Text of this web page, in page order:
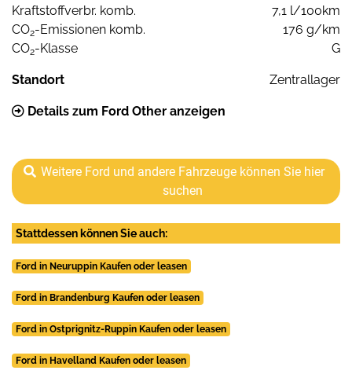
Kraftstoffverbr. komb.
7,1 l/100km
CO2-Emissionen komb.
176 g/km
CO2-Klasse G
Standort Zentrallager
Details zum Ford Other anzeigen
Weitere Ford und andere Fahrzeuge können Sie hier
suchen
Stattdessen können Sie auch:
Ford in Neuruppin Kaufen oder leasen
Ford in Brandenburg Kaufen oder leasen
Ford in Ostprignitz-Ruppin Kaufen oder leasen
Ford in Havelland Kaufen oder leasen